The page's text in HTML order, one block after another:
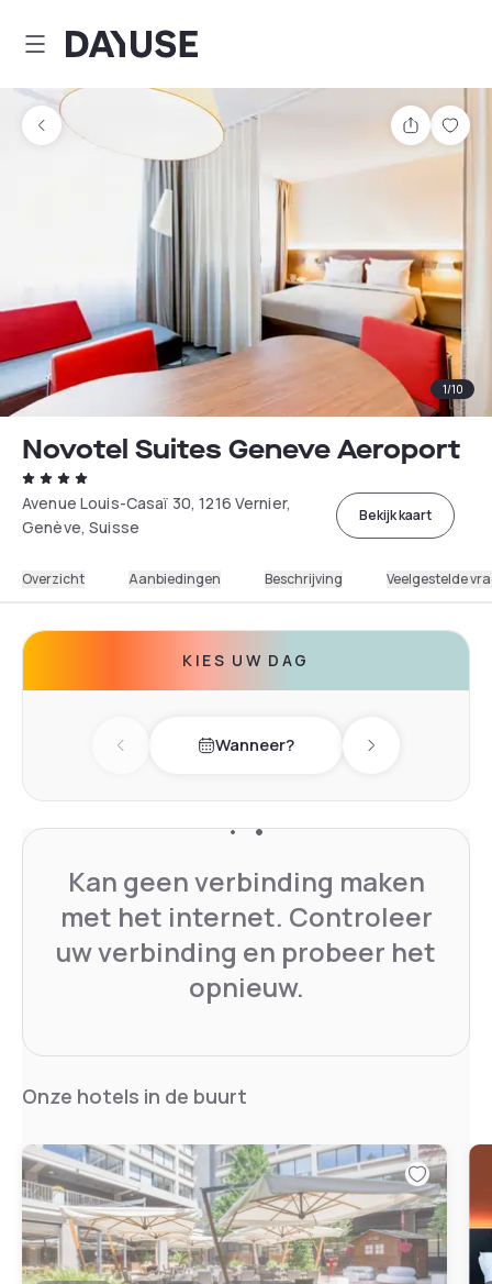
Dayuse
Delen
1/10
Novotel Suites Geneve Aeroport
Avenue Louis-Casaï 30, 1216 Vernier,
Genève, Suisse
Bekijk kaart
Overzicht Aanbiedingen Beschrijving Veelgestelde
KIES UW DAG
Previous dayWanneer? Next day
Kan geen verbinding maken
met het internet. Controleer
uw verbinding en probeer het
opnieuw.
Onze hotels in de buurt